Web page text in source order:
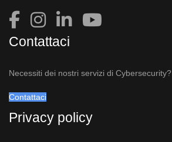
Contattaci
Necessiti dei nostri servizi di Cybersecurity?
Contattaci
Privacy policy